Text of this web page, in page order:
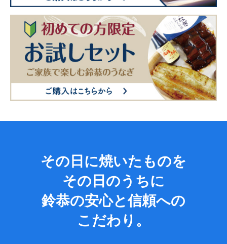
その日に焼いたものを
その日のうちに
鈴恭の安心と信頼への
こだわり。